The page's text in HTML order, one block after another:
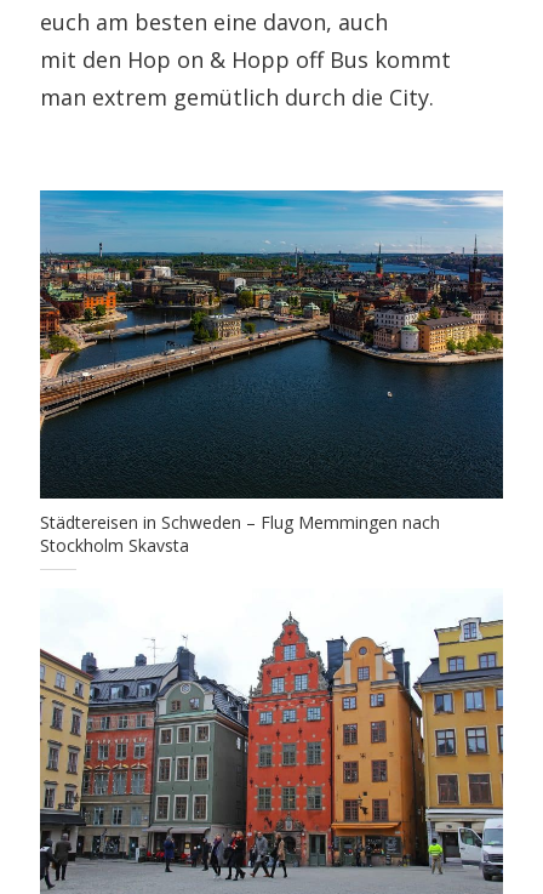
euch am besten eine davon, auch
mit den Hop on & Hopp off Bus kommt
man extrem gemütlich durch die City.
Städtereisen in Schweden – Flug Memmingen nach
Stockholm Skavsta